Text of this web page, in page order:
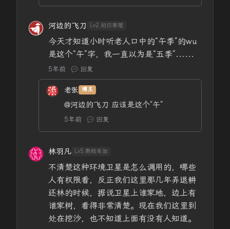
河边的飞刀 Lv2.初识寒暄
今天才知道小时听老人口中的“午季”的wu
是这个“午”字，我一直以为是“五季”......
5年前 回复
老张 博主
@河边的飞刀 应该是这个“午”
5年前 回复
林羽凡 Lv5.熟稔有加
不清楚这种环境卫星是怎么调用的，哪些
人有权限看，反正我们这里那几年弄退耕
还林的时候，据说卫星上谁家地，边上有
谁家树，看得非常清楚。现在我们这里到
处在挖沙，也不知道上面有没有人知道。